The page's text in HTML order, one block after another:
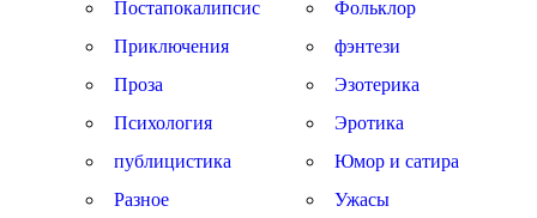
Постапокалипсис
Приключения
Проза
Психология
публицистика
Разное
Фольклор
фэнтези
Эзотерика
Эротика
Юмор и сатира
Ужасы